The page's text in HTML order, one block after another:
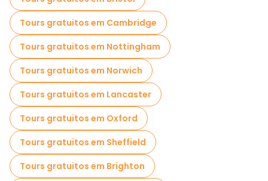
Cruzeiros em Londres
Museus em Londres
Visitas guiadas gratuitas ao graffiti em Londres
Visitas para pequenos grupos em Londres
Visitas ao mercado em Londres
Excursões gratuitas sobre Harry Potter em Londres
Tours gratuitos em Cambridge
Tours gratuitos em Nottingham
Tours gratuitos em Norwich
Tours gratuitos em Lancaster
Tours gratuitos em Oxford
Tours gratuitos em Sheffield
Tours gratuitos em Brighton